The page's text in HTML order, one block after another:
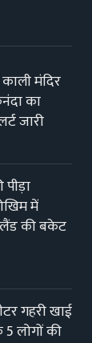
काली मंदिर
का
जारी
में
की बकेट
गहरी खाई
5 लोगों की